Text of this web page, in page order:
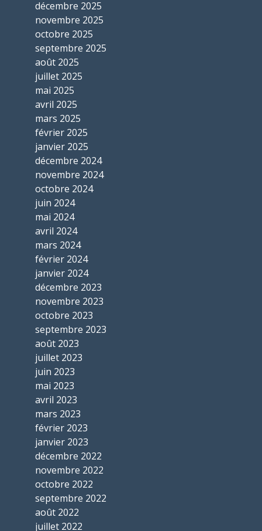
décembre 2025
novembre 2025
octobre 2025
septembre 2025
août 2025
juillet 2025
mai 2025
avril 2025
mars 2025
février 2025
janvier 2025
décembre 2024
novembre 2024
octobre 2024
juin 2024
mai 2024
avril 2024
mars 2024
février 2024
janvier 2024
décembre 2023
novembre 2023
octobre 2023
septembre 2023
août 2023
juillet 2023
juin 2023
mai 2023
avril 2023
mars 2023
février 2023
janvier 2023
décembre 2022
novembre 2022
octobre 2022
septembre 2022
août 2022
juillet 2022